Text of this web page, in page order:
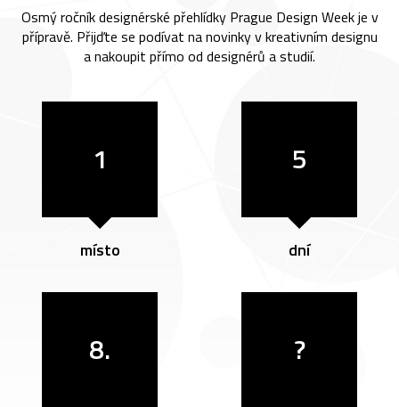
Osmý ročník designérské přehlídky Prague Design Week je v
přípravě. Přijďte se podívat na novinky v kreativním designu
a nakoupit přímo od designérů a studií.
1
místo
5
dní
8. ?